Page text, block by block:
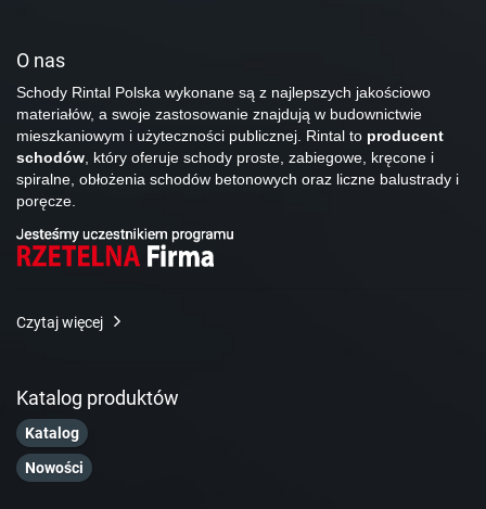
O nas
Schody Rintal Polska wykonane są z najlepszych jakościowo
materiałów, a swoje zastosowanie znajdują w budownictwie
mieszkaniowym i użyteczności publicznej. Rintal to producent
schodów, który oferuje schody proste, zabiegowe, kręcone i
spiralne, obłożenia schodów betonowych oraz liczne balustrady i
poręcze.
Czytaj więcej
Katalog produktów
Katalog
Nowości